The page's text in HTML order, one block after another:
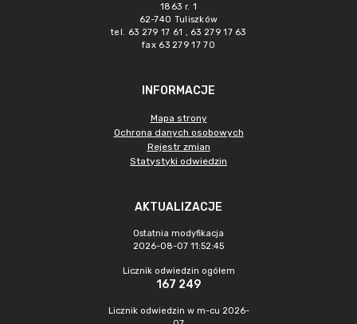
1863 r. 1
62-740 Tuliszków
tel. 63 279 17 61 , 63 279 17 63
fax 63 279 17 70
INFORMACJE
Mapa strony
Ochrona danych osobowych
Rejestr zmian
Statystyki odwiedzin
AKTUALIZACJE
Ostatnia modyfikacja
2026-08-07 11:52:45
Licznik odwiedzin ogółem
167 249
Licznik odwiedzin w m-cu 2026-